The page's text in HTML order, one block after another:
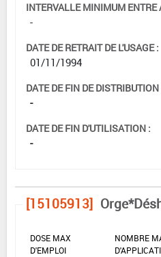
INTERVALLE MINIMUM ENTRE
-
DATE DE RETRAIT DE L'USAGE :
01/11/1994
DATE DE FIN DE DISTRIBUTION
-
DATE DE FIN D'UTILISATION :
-
[15105913]
DOSE MAX
D'EMPLOI
NOMBRE